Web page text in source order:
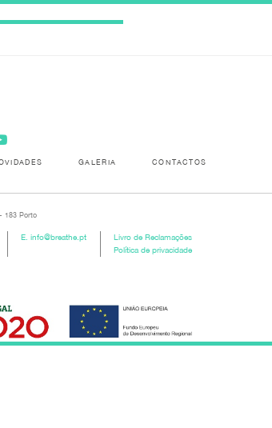
GALERIA CONTACTOS
183 Porto
E.info@breathe.pt
Livro de Reclamações
Política de privacidade